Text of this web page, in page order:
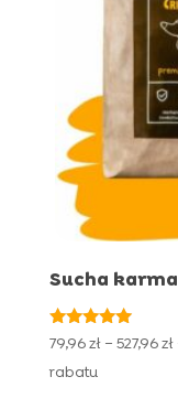
Sucha
Oceniono
5.00
na 5
79,96zł – 527,96zł
rabatu